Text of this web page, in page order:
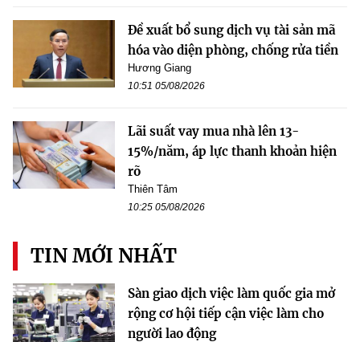
Đề xuất bổ sung dịch vụ tài sản mã
hóa vào diện phòng, chống rửa tiền
Hương Giang
10:51 05/08/2026
Lãi suất vay mua nhà lên 13-
15%/năm, áp lực thanh khoản hiện
rõ
Thiên Tâm
10:25 05/08/2026
TIN MỚI NHẤT
Sàn giao dịch việc làm quốc gia mở
rộng cơ hội tiếp cận việc làm cho
người lao động